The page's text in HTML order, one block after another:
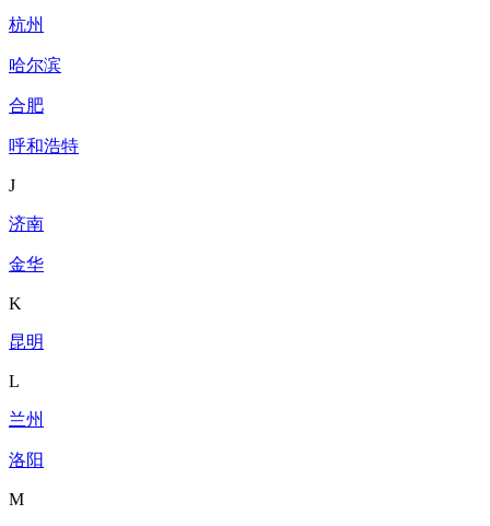
杭州
哈尔滨
合肥
呼和浩特
J
济南
金华
K
昆明
L
兰州
洛阳
M